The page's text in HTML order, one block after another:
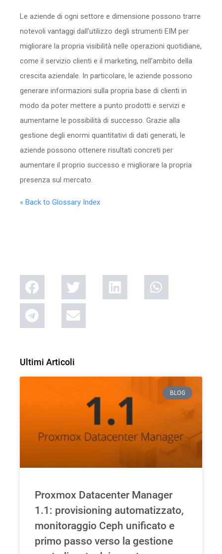
Le aziende di ogni settore e dimensione possono trarre
notevoli vantaggi dall’utilizzo degli strumenti EIM per
migliorare la propria visibilità nelle operazioni quotidiane,
come il servizio clienti e il marketing, nell’ambito della
crescita aziendale. In particolare, le aziende possono
generare informazioni sulla propria base di clienti in
modo da poter mettere a punto prodotti e servizi e
aumentarne le possibilità di successo. Grazie alla
gestione degli enormi quantitativi di dati generati, le
aziende possono ottenere risultati concreti per
aumentare il proprio successo e migliorare la propria
presenza sul mercato.
« Back to Glossary Index
Ultimi Articoli
BLOG
Proxmox Datacenter Manager
1.1: provisioning automatizzato,
monitoraggio Ceph unificato e
primo passo verso la gestione